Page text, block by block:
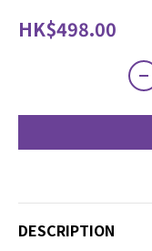
HK$498.00
DESCRIPTION